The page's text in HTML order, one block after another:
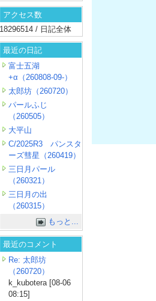
アクセス数
18296514 / 日記全体
最近の日記
富士五湖
+α（260808-09-）
太郎坊（260720）
パールふじ
（260505）
大平山
C/2025R3 パンスタ
ーズ彗星（260419）
三日月パール
（260321）
三日月の出
（260315）
もっと...
最近のコメント
Re: 太郎坊
（260720）
k_kubotera [08-06
08:15]